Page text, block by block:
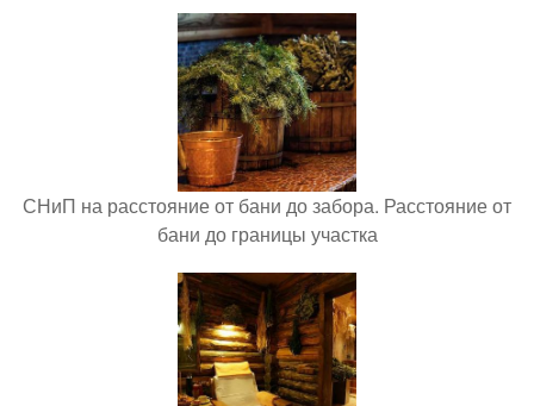
СНиП на расстояние от бани до забора. Расстояние от
бани до границы участка